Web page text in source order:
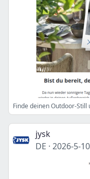
Finde deinen Outdoor-
jysk
DE · 2026-5-10